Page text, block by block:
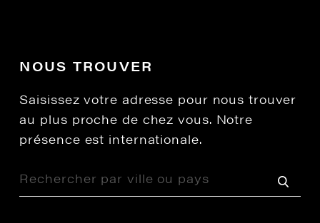
NOUS TROUVER
Saisissez votre adresse pour nous trouver
au plus proche de chez vous. Notre
présence est internationale.